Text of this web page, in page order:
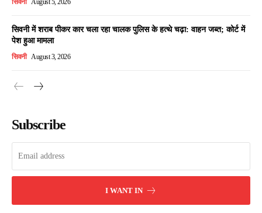
सिवनी August 5, 2026
सिवनी में शराब पीकर कार चला रहा चालक पुलिस के हत्थे चढ़ा: वाहन जब्त; कोर्ट में
पेश हुआ मामला
सिवनी August 3, 2026
Subscribe
I WANT IN